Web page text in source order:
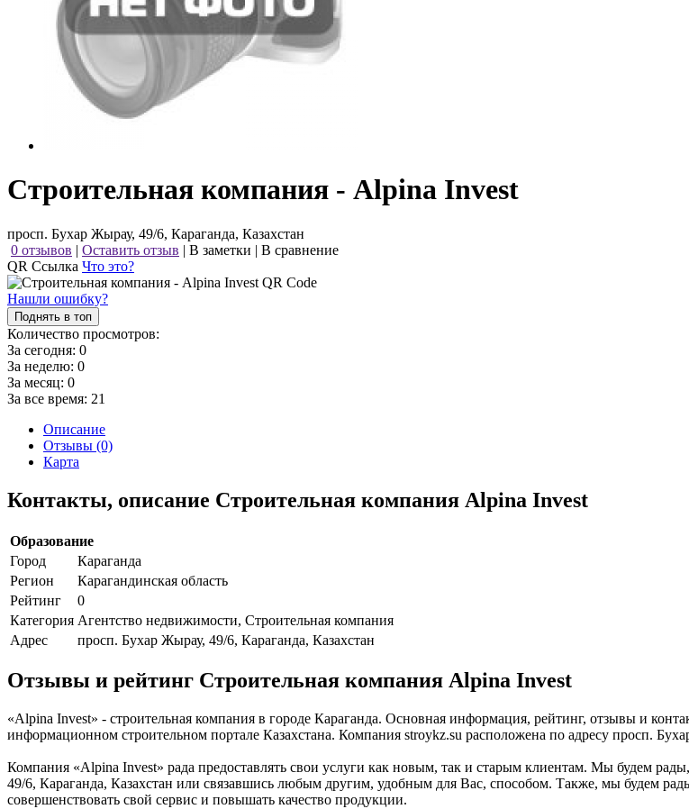
Строительная компания - Alpina Invest
просп. Бухар Жырау, 49/6, Караганда, Казахстан
0 отзывов | Оставить отзыв | В заметки | В сравнение
QR Ссылка Что это?
Нашли ошибку?
Поднять в топ
Количество просмотров:
За сегодня: 0
За неделю: 0
За месяц: 0
За все время: 21
Описание
Отзывы (0)
Карта
Контакты, описание Строительная компания Alpina Invest
Образование
Город
Караганда
Регион
Карагандинская область
Рейтинг
0
Категория Агентство недвижимости, Строительная компания
Адрес
просп. Бухар Жырау, 49/6, Караганда, Казахстан
Отзывы и рейтинг Строительная компания Alpina Invest
«Alpina Invest» - строительная компания в городе Караганда. Основная информация, рейтинг, отзывы и
информационном строительном портале Казахстана. Компания stroykz.su расположена по адресу просп.
Компания «Alpina Invest» рада предоставлять свои услуги как новым, так и старым клиентам. Мы будем
49/6, Караганда, Казахстан или связавшись любым другим, удобным для Вас, способом. Также, мы будем
совершенствовать свой сервис и повышать качество продукции.